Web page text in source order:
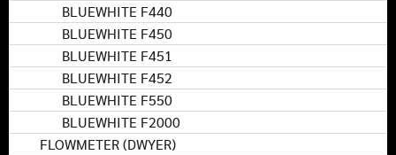
BLUEWHITE F440
BLUEWHITE F450
BLUEWHITE F451
BLUEWHITE F452
BLUEWHITE F550
BLUEWHITE F2000
FLOWMETER (DWYER)